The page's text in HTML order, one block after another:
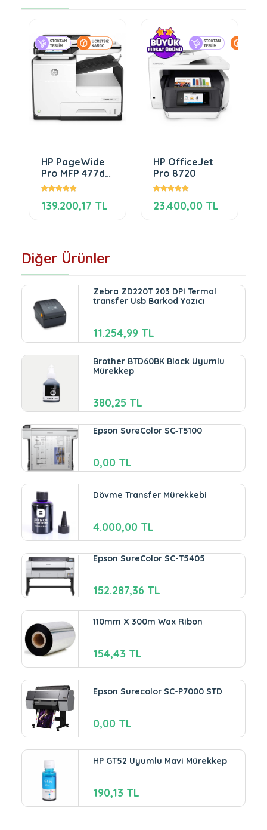
HP PageWide
Pro MFP 477dw
Printer
139.200,17 TL
HP OfficeJet
Pro 8720
23.400,00 TL
Diğer Ürünler
Zebra ZD220T 203 DPI Termal
transfer Usb Barkod Yazıcı
11.254,99 TL
Brother BTD60BK Black Uyumlu
Mürekkep
380,25 TL
Epson SureColor SC‑T5100
0,00 TL
Dövme Transfer Mürekkebi
4.000,00 TL
Epson SureColor SC-T5405
152.287,36 TL
110mm X 300m Wax Ribon
154,43 TL
Epson Surecolor SC-P7000 STD
0,00 TL
HP GT52 Uyumlu Mavi Mürekkep
190,13 TL